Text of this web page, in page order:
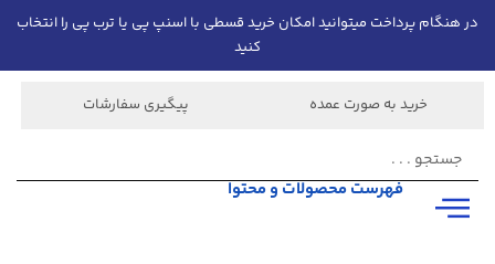
در هنگام پرداخت میتوانید امکان خرید قسطی با اسنپ پی یا ترب پی را انتخاب
کنید
خرید به صورت عمده پیگیری سفارشات
فهرست محصولات و محتوا